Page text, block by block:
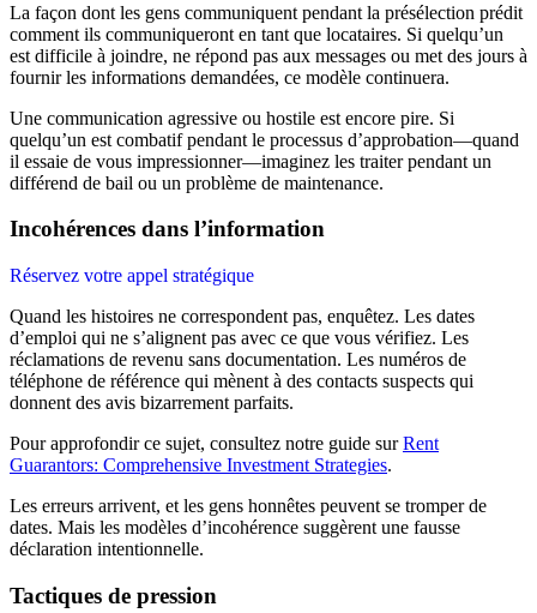
La façon dont les gens communiquent pendant la présélection prédit
comment ils communiqueront en tant que locataires. Si quelqu’un
est difficile à joindre, ne répond pas aux messages ou met des jours à
fournir les informations demandées, ce modèle continuera.
Une communication agressive ou hostile est encore pire. Si
quelqu’un est combatif pendant le processus d’approbation—quand
il essaie de vous impressionner—imaginez les traiter pendant un
différend de bail ou un problème de maintenance.
Incohérences dans l’information
Réservez votre appel stratégique
Quand les histoires ne correspondent pas, enquêtez. Les dates
d’emploi qui ne s’alignent pas avec ce que vous vérifiez. Les
réclamations de revenu sans documentation. Les numéros de
téléphone de référence qui mènent à des contacts suspects qui
donnent des avis bizarrement parfaits.
Pour approfondir ce sujet, consultez notre guide surRent
Guarantors: Comprehensive Investment Strategies.
Les erreurs arrivent, et les gens honnêtes peuvent se tromper de
dates. Mais les modèles d’incohérence suggèrent une fausse
déclaration intentionnelle.
Tactiques de pression